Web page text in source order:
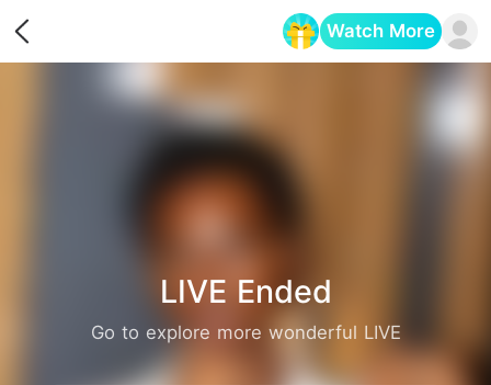
Watch More
LIVE Ended
Go to explore more wonderful LIVE